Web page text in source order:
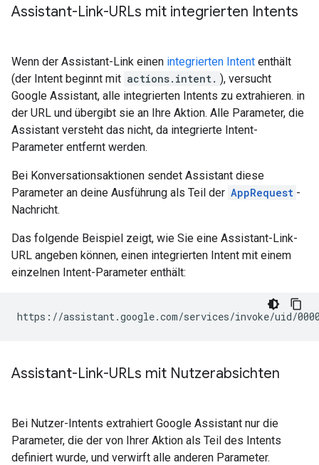
Assistant-Link-URLs mit integrierten Intents
Wenn der Assistant-Link einen integrierten Intent enthält
(der Intent beginnt mit actions.intent. ), versucht
Google Assistant, alle integrierten Intents zu extrahieren. in
der URL und übergibt sie an Ihre Aktion. Alle Parameter, die
Assistant versteht das nicht, da integrierte Intent-
Parameter entfernt werden.
Bei Konversationsaktionen sendet Assistant diese
Parameter an deine Ausführung als Teil der AppRequest -
Nachricht.
Das folgende Beispiel zeigt, wie Sie eine Assistant-Link-
URL angeben können, einen integrierten Intent mit einem
einzelnen Intent-Parameter enthält:
Assistant-Link-URLs mit Nutzerabsichten
Bei Nutzer-Intents extrahiert Google Assistant nur die
Parameter, die der von Ihrer Aktion als Teil des Intents
definiert wurde, und verwirft alle anderen Parameter.